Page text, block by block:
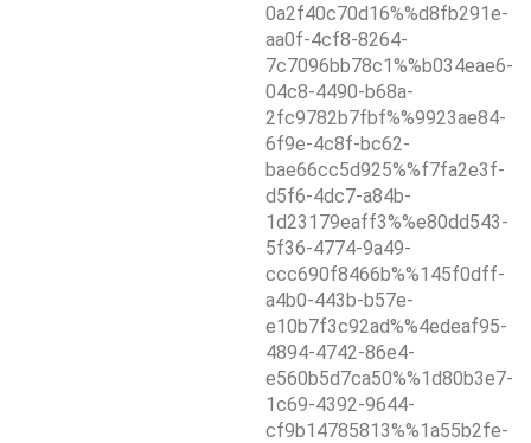
0a2f40c70d16%%d8fb291e-
aa0f-4cf8-8264-
7c7096bb78c1%%b034eae6-
04c8-4490-b68a-
2fc9782b7fbf%%9923ae84-
6f9e-4c8f-bc62-
bae66cc5d925%%f7fa2e3f-
d5f6-4dc7-a84b-
1d23179eaff3%%e80dd543-
5f36-4774-9a49-
ccc690f8466b%%145f0dff-
a4b0-443b-b57e-
e10b7f3c92ad%%4edeaf95-
4894-4742-86e4-
e560b5d7ca50%%1d80b3e7-
1c69-4392-9644-
cf9b14785813%%1a55b2fe-